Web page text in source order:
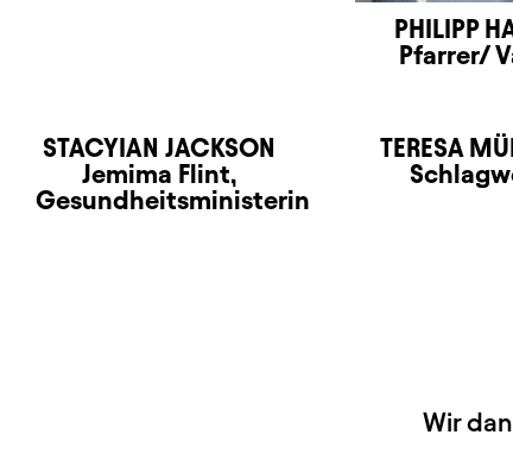
PHILIPP
Pfarrer/
STACYIAN JACKSON
Jemima Flint,
Gesundheitsministerin
TERESA
Wir